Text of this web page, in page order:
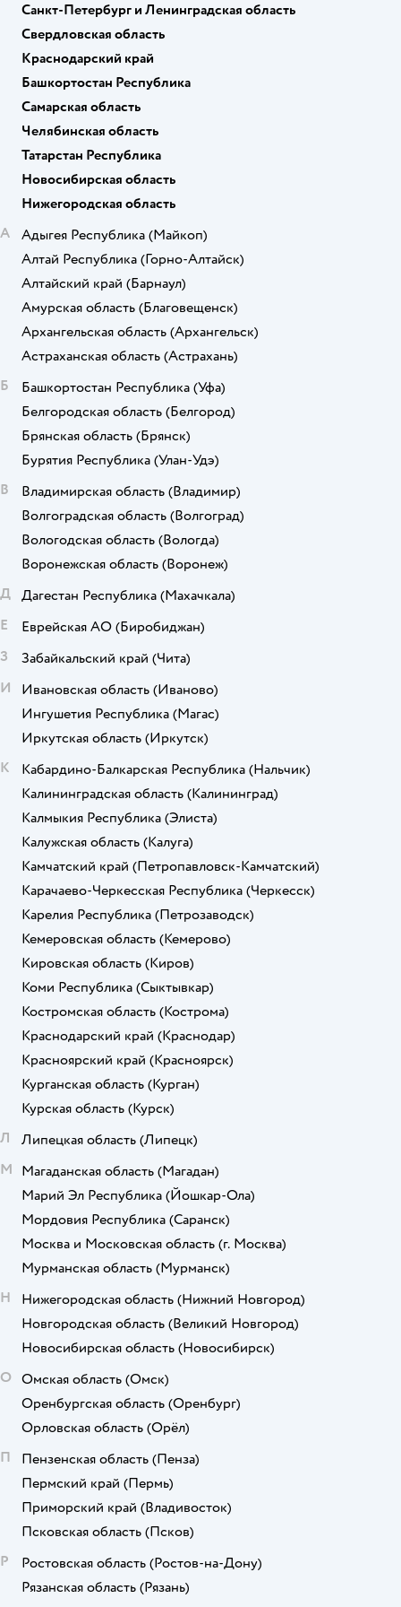
Санкт-Петербург и Ленинградская область
Свердловская область
Краснодарский край
Башкортостан Республика
Самарская область
Челябинская область
Татарстан Республика
Новосибирская область
Нижегородская область
А
Адыгея Республика (Майкоп)
Алтай Республика (Горно-Алтайск)
Алтайский край (Барнаул)
Амурская область (Благовещенск)
Архангельская область (Архангельск)
Астраханская область (Астрахань)
Б
Башкортостан Республика (Уфа)
Белгородская область (Белгород)
Брянская область (Брянск)
Бурятия Республика (Улан-Удэ)
В
Владимирская область (Владимир)
Волгоградская область (Волгоград)
Вологодская область (Вологда)
Воронежская область (Воронеж)
Д Дагестан Республика (Махачкала)
Е
Еврейская АО (Биробиджан)
З
Забайкальский край (Чита)
И
Ивановская область (Иваново)
Ингушетия Республика (Магас)
Иркутская область (Иркутск)
К
Кабардино-Балкарская Республика (Нальчик)
Калининградская область (Калининград)
Калмыкия Республика (Элиста)
Калужская область (Калуга)
Камчатский край (Петропавловск-Камчатский)
Карачаево-Черкесская Республика (Черкесск)
Карелия Республика (Петрозаводск)
Кемеровская область (Кемерово)
Кировская область (Киров)
Коми Республика (Сыктывкар)
Костромская область (Кострома)
Краснодарский край (Краснодар)
Красноярский край (Красноярск)
Курганская область (Курган)
Курская область (Курск)
Л
Липецкая область (Липецк)
М Магаданская область (Магадан)
Марий Эл Республика (Йошкар-Ола)
Мордовия Республика (Саранск)
Москва и Московская область (г. Москва)
Мурманская область (Мурманск)
Н
Нижегородская область (Нижний Новгород)
Новгородская область (Великий Новгород)
Новосибирская область (Новосибирск)
О Омская область (Омск)
Оренбургская область (Оренбург)
Орловская область (Орёл)
П
Пензенская область (Пенза)
Пермский край (Пермь)
Приморский край (Владивосток)
Псковская область (Псков)
Р
Ростовская область (Ростов-на-Дону)
Рязанская область (Рязань)